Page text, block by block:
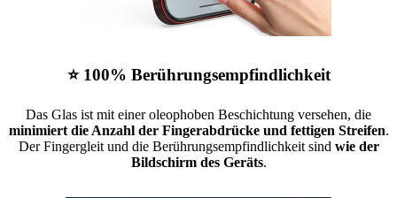
⭐ 100% Berührungsempfindlichkeit
Das Glas ist mit einer oleophoben Beschichtung versehen, die
minimiert die Anzahl der Fingerabdrücke und fettigen Streifen.
Der Fingergleit und die Berührungsempfindlichkeit sind wie der
Bildschirm des Geräts.